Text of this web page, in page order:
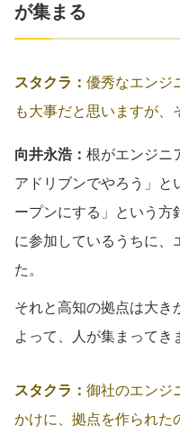
が集まる
スタクラ： 優秀なエンジ
も大事だと思いますが、
向井永浩： 根がエンジニ
アドリブンでやろう」と
ープンにする」という方
に参加しているうちに、
た。
それと高知の拠点は大き
よって、人が集まってき
スタクラ： 御社のエンジ
かけに、拠点を作られた